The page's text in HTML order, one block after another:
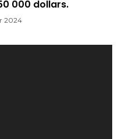
000 dollars.
2024